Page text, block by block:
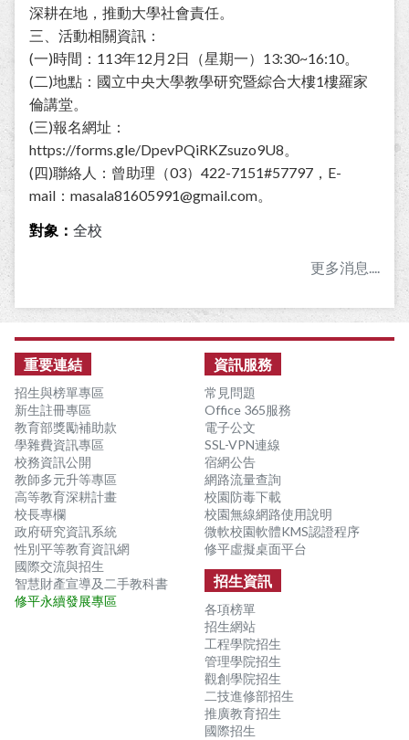
深耕在地，推動大學社會責任。
三、活動相關資訊：
(一)時間：113年12月2日（星期一）13:30~16:10。
(二)地點：國立中央大學教學研究暨綜合大樓1樓羅家
倫講堂。
(三)報名網址：
https://forms.gle/DpevPQiRKZsuzo9U8。
(四)聯絡人：曾助理（03）422-7151#57797，E-
mail：masala81605991@gmail.com。
對象： 全校
更多消息....
重要連結
招生與榜單專區
新生註冊專區
教育部獎勵補助款
學雜費資訊專區
校務資訊公開
教師多元升等專區
高等教育深耕計畫
校長專欄
政府研究資訊系統
性別平等教育資訊網
國際交流與招生
智慧財產宣導及二手教科書
修平永續發展專區
資訊服務
常見問題
Office 365服務
電子公文
SSL-VPN連線
宿網公告
網路流量查詢
校園防毒下載
校園無線網路使用說明
微軟校園軟體KMS認證程序
修平虛擬桌面平台
招生資訊
各項榜單
招生網站
工程學院招生
管理學院招生
觀創學院招生
二技進修部招生
推廣教育招生
國際招生